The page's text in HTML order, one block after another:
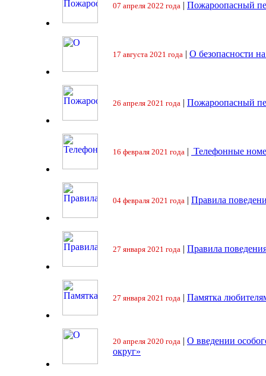
07 апреля 2022 года | Пожароопасный
17 августа 2021 года | О безопасности
26 апреля 2021 года | Пожароопасный
16 февраля 2021 года | Телефонные
04 февраля 2021 года | Правила
27 января 2021 года | Правила
27 января 2021 года | Памятка
20 апреля 2020 года | О введении
округ»